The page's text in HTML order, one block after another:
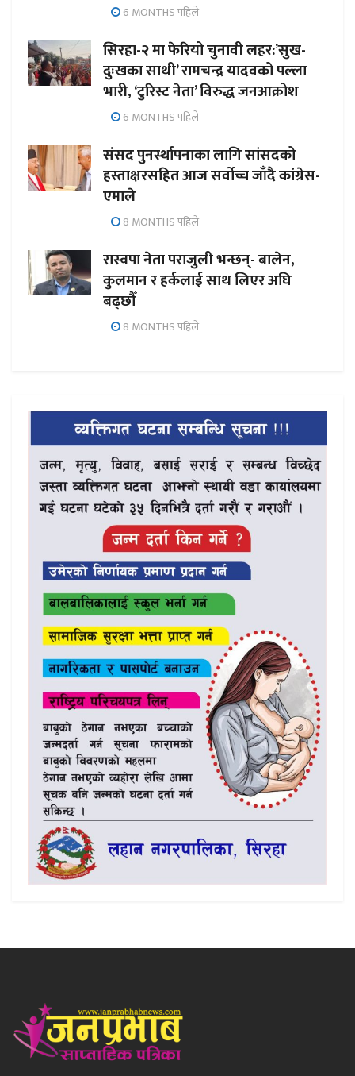
6 MONTHS पहिले
सिरहा-२ मा फेरियो चुनावी लहर:’सुख-
दुःखका साथी’ रामचन्द्र यादवको पल्ला
भारी, ‘टुरिस्ट नेता’ विरुद्ध जनआक्रोश
6 MONTHS पहिले
संसद पुनर्स्थापनाका लागि सांसदको
हस्ताक्षरसहित आज सर्वोच्च जाँदै कांग्रेस-
एमाले
8 MONTHS पहिले
रास्वपा नेता पराजुली भन्छन्- बालेन,
कुलमान र हर्कलाई साथ लिएर अघि
बढ्छौँ
8 MONTHS पहिले